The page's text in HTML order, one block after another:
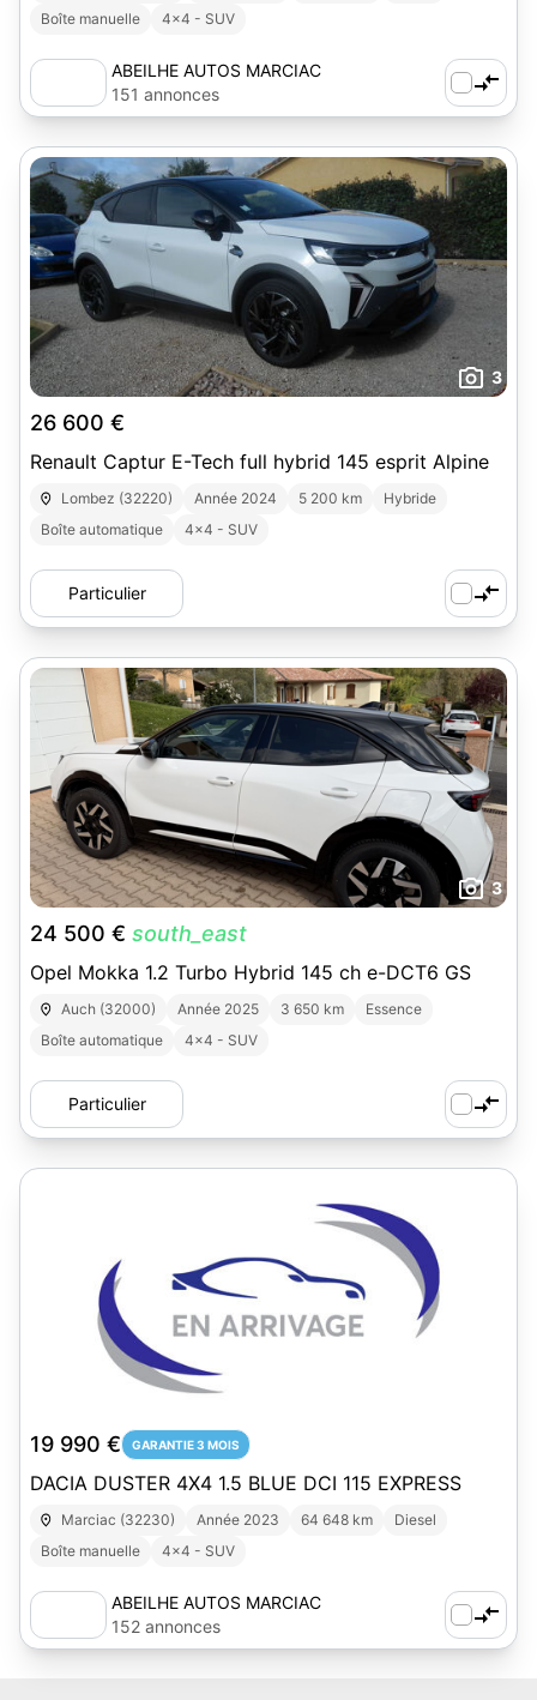
Boîte manuelle
4x4 - SUV
ABEILHE AUTOS MARCIAC
151 annonces
3
26 600 €
Renault Captur E-Tech full hybrid 145 esprit Alpine
Lombez (32220) Année 2024 5 200 km
Hybride
Boîte automatique
4x4 - SUV
Particulier
3
24 500 € south_east
Opel Mokka 1.2 Turbo Hybrid 145 ch e-DCT6 GS
Auch (32000) Année 2025 3 650 km
Essence
Boîte automatique
4x4 - SUV
Particulier
19 990 € GARANTIE 3 MOIS
DACIA DUSTER 4X4 1.5 BLUE DCI 115 EXPRESS
Marciac (32230) Année 2023 64 648 km
Diesel
Boîte manuelle
4x4 - SUV
ABEILHE AUTOS MARCIAC
152 annonces